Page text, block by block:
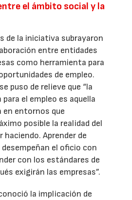
el ámbito social y la
de la iniciativa subrayaron
entre entidades
como herramienta para
de empleo.
puso de relieve que “la
el empleo es aquella
en entornos que
posible la realidad del
haciendo. Aprender de
desempeñan el oficio con
con los estándares de
exigirán las empresas”.
la implicación de